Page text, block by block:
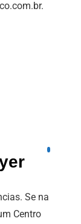
Se na
Centro